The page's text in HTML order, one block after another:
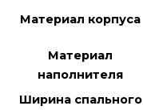
Материал корпуса
Материал
наполнителя
Ширина спального